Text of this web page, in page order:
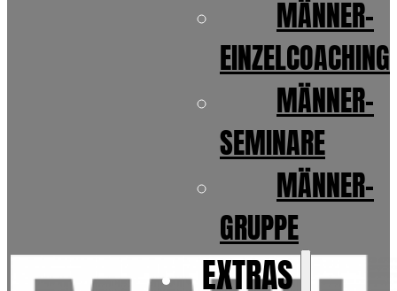
MÄNNER-
EINZELCOACHING
MÄNNER-
SEMINARE
MÄNNER-
GRUPPE
EXTRAS